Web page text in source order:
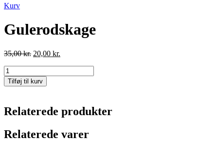
Kurv
Gulerodskage
35,00kr. Den
var:
35,00 kr..
20,00 kr.
Gulerodskage
antal
Tilføj til kurv
Relaterede produkter
Relaterede varer